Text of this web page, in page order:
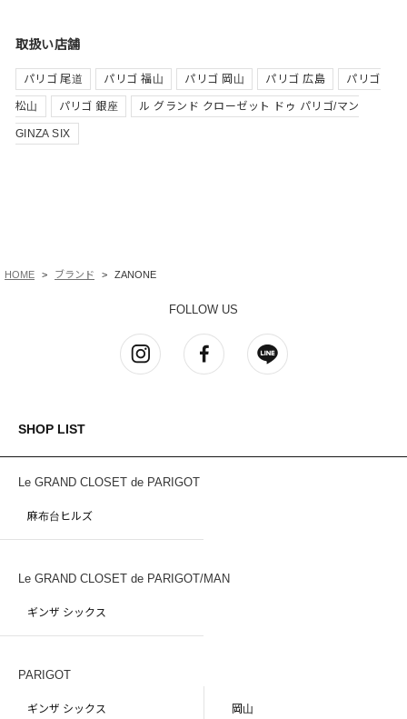
取扱い店舗
パリゴ 尾道 パリゴ 福山 パリゴ 岡山 パリゴ 広島 パリゴ
松山 パリゴ 銀座 ル グランド クローゼット ドゥ パリゴ/マン
GINZA SIX
HOME ブランド ZANONE
FOLLOW US
SHOP LIST
Le GRAND CLOSET de PARIGOT
麻布台ヒルズ
Le GRAND CLOSET de PARIGOT/MAN
ギンザ シックス
PARIGOT
ギンザ シックス 岡山